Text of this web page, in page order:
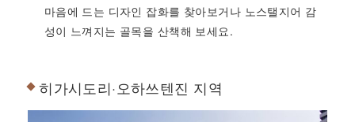
마음에 드는 디자인 잡화를 찾아보거나 노스탤지어 감
성이 느껴지는 골목을 산책해 보세요.
히가시도리·오하쓰텐진 지역